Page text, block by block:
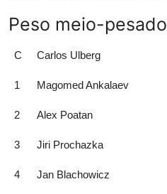
Peso meio-pesado
C Carlos Ulberg
1 Magomed Ankalaev
2 Alex Poatan
3 Jiri Prochazka
4 Jan Blachowicz